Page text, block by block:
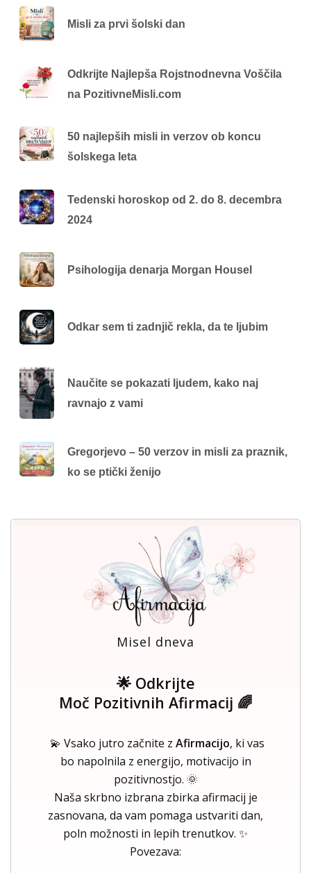
Misli za prvi šolski dan
Odkrijte Najlepša Rojstnodnevna Voščila
na PozitivneMisli.com
50 najlepših misli in verzov ob koncu
šolskega leta
Tedenski horoskop od 2. do 8. decembra
2024
Psihologija denarja Morgan Housel
Odkar sem ti zadnjič rekla, da te ljubim
Naučite se pokazati ljudem, kako naj
ravnajo z vami
Gregorjevo – 50 verzov in misli za praznik,
ko se ptički ženijo
Misel dneva
🌟 Odkrijte
Moč Pozitivnih Afirmacij 🌈
💫 Vsako jutro začnite z Afirmacijo, ki vas
bo napolnila z energijo, motivacijo in
pozitivnostjo. 🌞
Naša skrbno izbrana zbirka afirmacij je
zasnovana, da vam pomaga ustvariti dan,
poln možnosti in lepih trenutkov. ✨
Povezava: